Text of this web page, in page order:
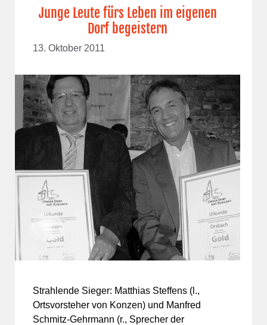
Junge Leute fürs Leben im eigenen
Dorf begeistern
13. Oktober 2011
Strahlende Sieger: Matthias Steffens (l.,
Ortsvorsteher von Konzen) und Manfred
Schmitz-Gehrmann (r., Sprecher der